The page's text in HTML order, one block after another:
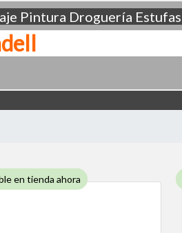
Pintura Droguería Estufas
en tienda ahora